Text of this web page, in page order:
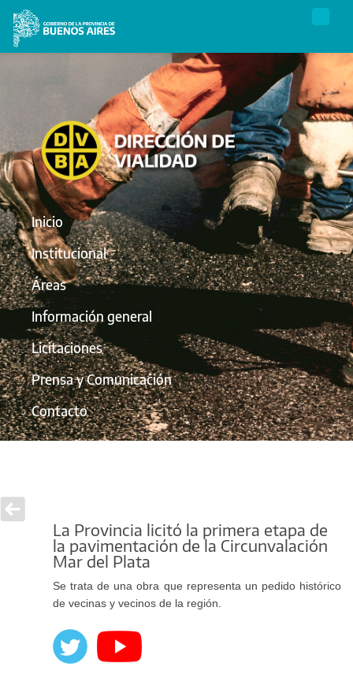
Inicio
Institucional
Áreas
Información general
Licitaciones
Prensa y Comunicación
Contacto
La Provincia licitó la primera etapa de
la pavimentación de la Circunvalación
Mar del Plata
Se trata de una obra que representa un pedido histórico
de vecinas y vecinos de la región.